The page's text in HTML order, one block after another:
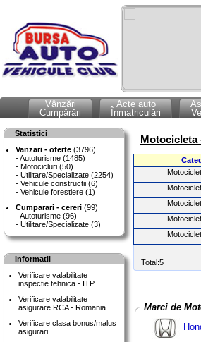
Vânzări
Cumpărări
Acte auto
Înmatriculări
Statistici
Vanzari - oferte (3796)
Autoturisme (1485)
Motocicluri (50)
Utilitare/Specializate (2254)
Vehicule constructii (6)
Vehicule forestiere (1)
Cumparari - cereri (99)
Autoturisme (96)
Utilitare/Specializate (3)
Informatii
Verificare valabilitate
inspectie tehnica - ITP
Verificare valabilitate
asigurare RCA - Romania
Verificare clasa bonus/malus
asigurari
Motocicleta
Total:5